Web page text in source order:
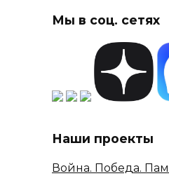
Мы в соц. сетях
Наши проекты
Война. Победа.